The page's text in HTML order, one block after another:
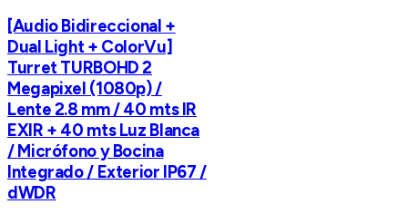
[Audio Bidireccional +
Dual Light + ColorVu]
Turret TURBOHD 2
Megapixel (1080p) /
Lente 2.8 mm / 40 mts IR
EXIR + 40 mts Luz Blanca
/ Micrófono y Bocina
Integrado / Exterior IP67 /
dWDR